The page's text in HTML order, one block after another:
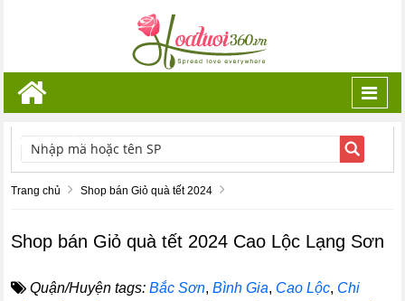
TÌM KIẾM
Trang chủ Shop bán Giỏ quà tết 2024
Shop bán Giỏ quà tết 2024 Cao Lộc Lạng Sơn
Quận/Huyện tags: Bắc Sơn,Bình Gia, Cao Lộc, Chi